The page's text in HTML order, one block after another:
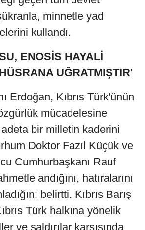
minnetle yad
kullandı.
ENOSİS HAYALİ
UĞRATMIŞTIR'
Erdoğan, Kıbrıs Türk'ünün
mücadelesine
bir milletin kaderini
Doktor Fazıl Küçük ve
Cumhurbaşkanı Rauf
andığını, hatıralarını
belirtti. Kıbrıs Barış
Türk halkına yönelik
ve saldırılar karşısında